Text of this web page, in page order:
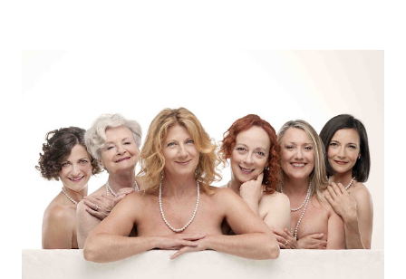
“Settembre dell’Accademia” dove si esibirà per il secondo anno
consecutivo. Il pubblico milanese avrà il piacere di applaudire i
giovani artisti della Baltic Sea Youth Philharmonic per la quarta
volta. L’orchestra, fondata nel 2008 da Kristjan Järvi (affiancato
da un prestigioso consiglio di consulent...